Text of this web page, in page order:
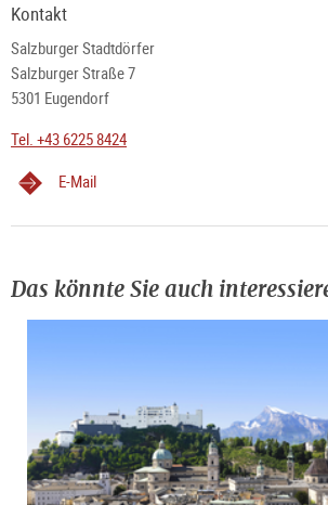
Kontakt
Salzburger Stadtdörfer
Salzburger Straße 7
5301 Eugendorf
Tel. +43 6225 8424
E-Mail
Das könnte Sie auch